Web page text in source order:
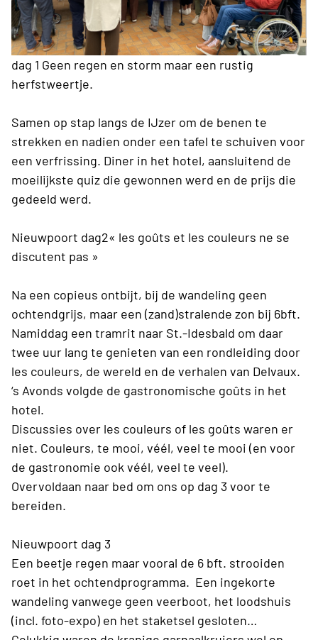
dag 1 Geen regen en storm maar een rustig
herfstweertje.
Samen op stap langs de IJzer om de benen te
strekken en nadien onder een tafel te schuiven voor
een verfrissing. Diner in het hotel, aansluitend de
moeilijkste quiz die gewonnen werd en de prijs die
gedeeld werd.
Nieuwpoort dag2« les goûts et les couleurs ne se
discutent pas »
Na een copieus ontbijt, bij de wandeling geen
ochtendgrijs, maar een (zand)stralende zon bij 6bft.
Namiddag een tramrit naar St.-Idesbald om daar
twee uur lang te genieten van een rondleiding door
les couleurs, de wereld en de verhalen van Delvaux.
‘s Avonds volgde de gastronomische goûts in het
hotel.
Discussies over les couleurs of les goûts waren er
niet. Couleurs, te mooi, véél, veel te mooi (en voor
de gastronomie ook véél, veel te veel).
Overvoldaan naar bed om ons op dag 3 voor te
bereiden.
Nieuwpoort dag 3
Een beetje regen maar vooral de 6 bft. strooiden
roet in het ochtendprogramma. Een ingekorte
wandeling vanwege geen veerboot, het loodshuis
(incl. foto-expo) en het staketsel gesloten…